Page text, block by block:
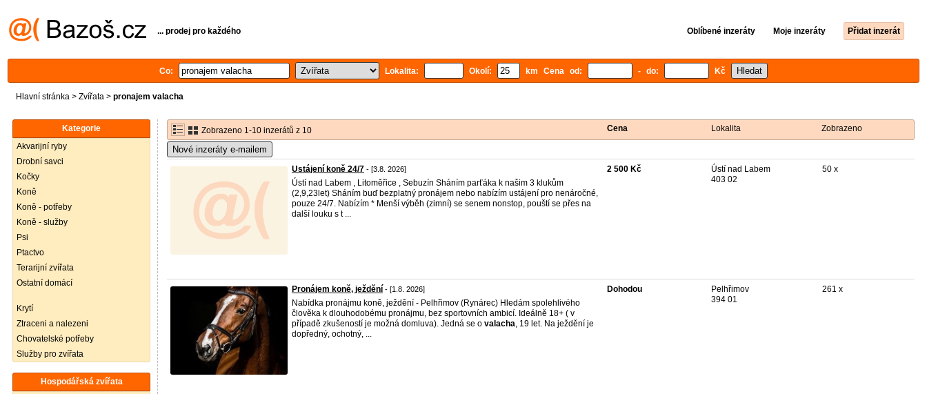
... prodej pro každého Oblíbené inzeráty Moje inzeráty Přidat inzerát
Co: Lokalita: Okolí: km Cena od: - do: Kč
Hlavní stránka > Zvířata > pronajem valacha
Kategorie
Akvarijní ryby
Drobní savci
Kočky
Koně
Koně - potřeby
Koně - služby
Psi
Ptactvo
Terarijní zvířata
Ostatní domácí
Krytí
Ztraceni a nalezeni
Chovatelské potřeby
Služby pro zvířata
Hospodářská zvířata
Zobrazeno 1-10 inzerátů z 10 Cena Lokalita Zobrazeno
Nové inzeráty e-mailem
Ustájení koně 24/7 - [3.8. 2026]
Ústí nad Labem , Litoměřice , Sebuzín Sháním parťáka k našim 3 klukům
(2,9,23let) Sháním buď bezplatný pronájem nebo nabízím ustájení pro nenáročné,
pouze 24/7. Nabízím * Menší výběh (zimní) se senem nonstop, pouští se přes na
další louku s t ...
2 500 Kč
Ústí nad Labem
403 02
50 x
Pronájem koně, ježdění - [1.8. 2026]
Nabídka pronájmu koně, ježdění - Pelhřimov (Rynárec) Hledám spolehlivého
člověka k dlouhodobému pronájmu, bez sportovních ambicí. Ideálně 18+ ( v
případě zkušeností je možná domluva). Jedná se o valacha, 19 let. Na ježdění je
dopředný, ochotný, ...
Dohodou
Pelhřimov
394 01
261 x